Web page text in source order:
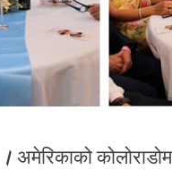
अमेरिकाको